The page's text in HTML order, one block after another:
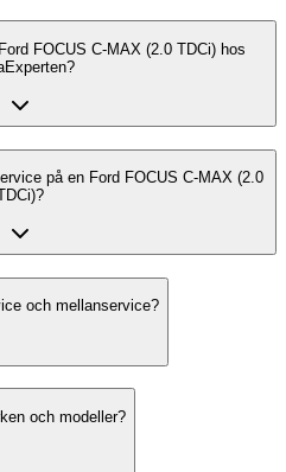
FOCUS C-MAX (2.0 TDCi) hos
på en Ford FOCUS C-MAX (2.0
och mellanservice?
och modeller?